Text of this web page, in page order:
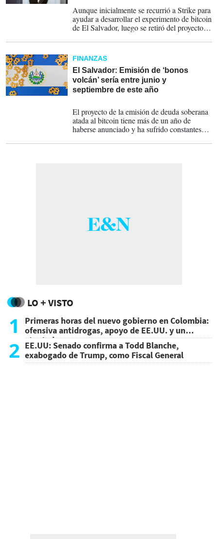
Aunque inicialmente se recurrió a Strike para
ayudar a desarrollar el experimento de bitcoin
de El Salvador, luego se retiró del proyecto,
lenta.
FINANZAS
El Salvador: Emisión de ‘bonos
volcán’ sería entre junio y
septiembre de este año
El proyecto de la emisión de deuda soberana
atada al bitcoin tiene más de un año de
haberse anunciado y ha sufrido constantes
LO + VISTO
1
Primeras horas del nuevo gobierno en Colombia:
ofensiva antidrogas, apoyo de EE.UU. y un
atentado
2 EE.UU: Senado confirma a Todd Blanche,
exabogado de Trump, como Fiscal General